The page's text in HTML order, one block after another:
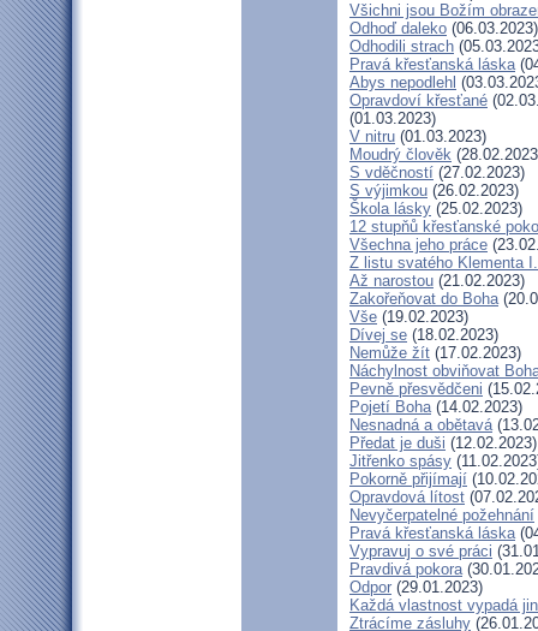
Všichni jsou Božím
Odhoď daleko (06.03.2023)
Odhodili strach
Pravá křesťanská láska
Abys nepodlehl
Opravdoví křesťané
(01.03.2023)
V nitru (01.03.2023)
Moudrý člověk
S vděčností (27.02.2023)
S výjimkou (26.02.2023)
Škola lásky (25.02.2023)
12 stupňů křesťanské
Všechna jeho práce
Z listu svatého Klementa I.
Až narostou (21.02.2023)
Zakořeňovat do Boha
Vše (19.02.2023)
Dívej se (18.02.2023)
Nemůže žít (17.02.2023)
Náchylnost obviňovat
Pevně přesvědčeni
Pojetí Boha(14.02.2023)
Nesnadná a obětavá
Předat je duši (12.02.2023)
Jitřenko spásy
Pokorně přijímají
Opravdová lítost
Nevyčerpatelné požehnání
Pravá křesťanská láska
Vypravuj o své práci
Pravdivá pokora
Odpor (29.01.2023)
Každá vlastnost vypadá
Ztrácíme zásluhy